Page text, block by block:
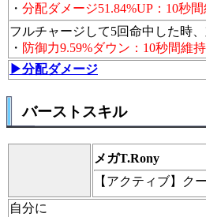
・ 分配ダメージ51.84%UP：10秒
フルチャージして5回命中した時
・ 防御力9.59%ダウン：10秒間維持
▶分配ダメージ
バーストスキル
メガT.Rony
【アクティブ】
ク
自分に